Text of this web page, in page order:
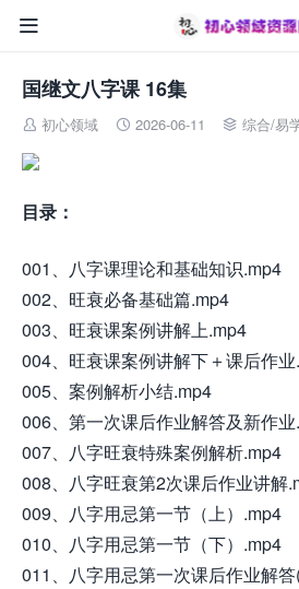

国继文八字课 16集
 初心领域  2026-06-11  综合/易
目录：
001、八字课理论和基础知识.mp4
002、旺衰必备基础篇.mp4
003、旺衰课案例讲解上.mp4
004、旺衰课案例讲解下＋课后作
005、案例解析小结.mp4
006、第一次课后作业解答及新作
007、八字旺衰特殊案例解析.mp4
008、八字旺衰第2次课后作业讲解
009、八字用忌第一节（上）.mp4
010、八字用忌第一节（下）.mp4
011、八字用忌第一次课后作业解